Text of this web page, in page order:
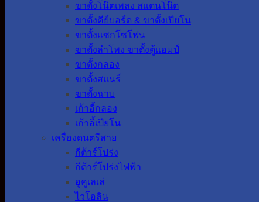
ขาตั้งโน๊ตเพลง สแตนโน๊ต
ขาตั้งคีย์บอร์ด & ขาตั้งเปียโน
ขาตั้งแซกโซโฟน
ขาตั้งลำโพง ขาตั้งตู้แอมป์
ขาตั้งกลอง
ขาตั้งสแนร์
ขาตั้งฉาบ
เก้าอี้กลอง
เก้าอี้เปียโน
เครื่องดนตรีสาย
กีต้าร์โปร่ง
กีต้าร์โปร่งไฟฟ้า
อูคูเลเล่
ไวโอลิน